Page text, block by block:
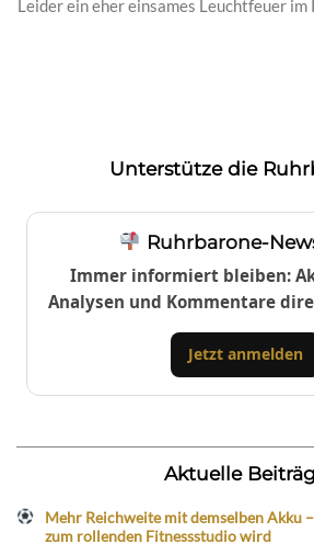
Leider ein eher einsames Leuchtfeuer
Unterstütze die
Ruhrbarone-
Immer informiert bleiben:
Analysen und Kommentare
Jetzt anmelden
Aktuelle
Mehr Reichweite mit demselben Akku
zum rollenden Fitnessstudio wird